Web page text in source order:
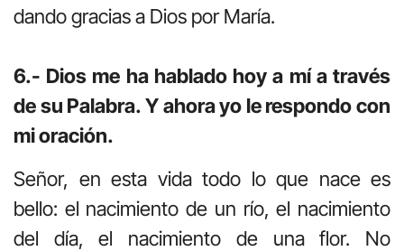
dando gracias a Dios por María.
6.- Dios me ha hablado hoy a mí a través
de su Palabra. Y ahora yo le respondo con
mi oración.
Señor, en esta vida todo lo que nace es
bello: el nacimiento de un río, el nacimiento
del día, el nacimiento de una flor. No